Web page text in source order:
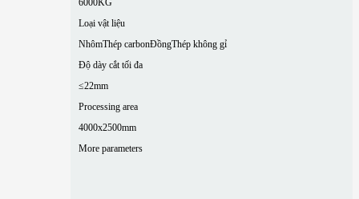
6000KG
Loại vật liệu
NhômThép carbonĐồngThép không gỉ
Độ dày cắt tối đa
≤22mm
Processing area
4000x2500mm
More parameters